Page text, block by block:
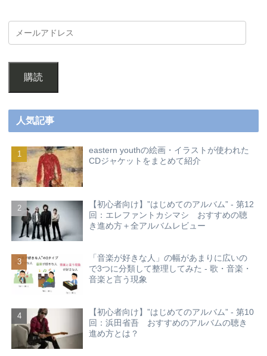
購読
人気記事
eastern youthの絵画・イラストが使われた
CDジャケットをまとめて紹介
【初心者向け】”はじめてのアルバム” - 第12
回：エレファントカシマシ おすすめの聴
き進め方＋全アルバムレビュー
「音楽が好きな人」の幅があまりに広いの
で3つに分類して整理してみた - 歌・音楽・
音楽と言う現象
【初心者向け】”はじめてのアルバム” - 第10
回：浜田省吾 おすすめのアルバムの聴き
進め方とは？